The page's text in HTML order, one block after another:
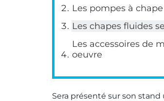
Les pompes à chape
Les chapes fluides
Les accessoires de
oeuvre
Sera présenté sur son